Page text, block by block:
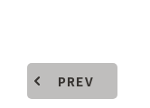
PREV